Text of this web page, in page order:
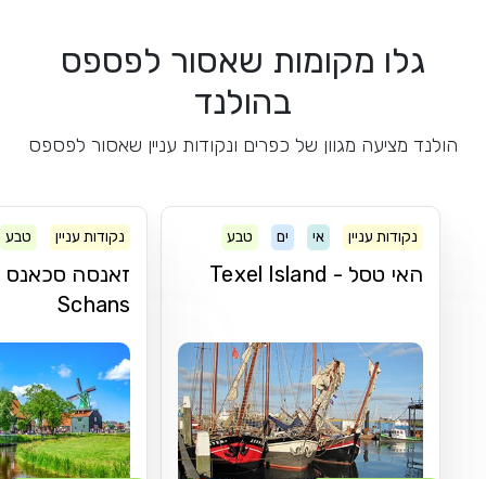
גלו מקומות שאסור לפספס
בהולנד
הולנד מציעה מגוון של כפרים ונקודות עניין שאסור לפספס
נקודות עניין אי ים טבע
האי טסל - Texel Island
נקודות עניין טבע
Schans